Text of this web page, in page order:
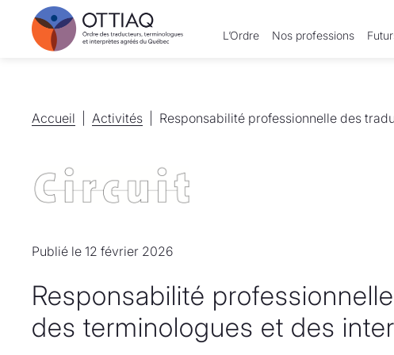
L’Ordre Nos professions
Accueil
Accueil Activités
Activités Responsabilité professionnelle des
Publié le 12 février 2026
Responsabilité
des terminologues et des